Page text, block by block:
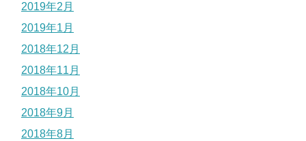
2019年2月
2019年1月
2018年12月
2018年11月
2018年10月
2018年9月
2018年8月